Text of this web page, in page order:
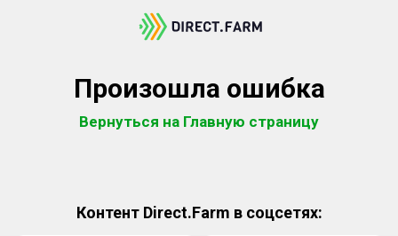
Произошла ошибка
Вернуться на Главную страницу
Контент Direct.Farm в соцсетях: